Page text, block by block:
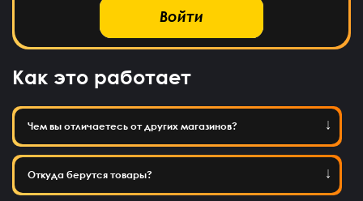
Войти
Как это работает
Чем вы отличаетесь от других магазинов?
Откуда берутся товары?